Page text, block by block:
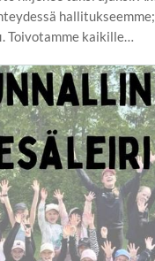
hallitukseemme;
Toivotamme kaikille…